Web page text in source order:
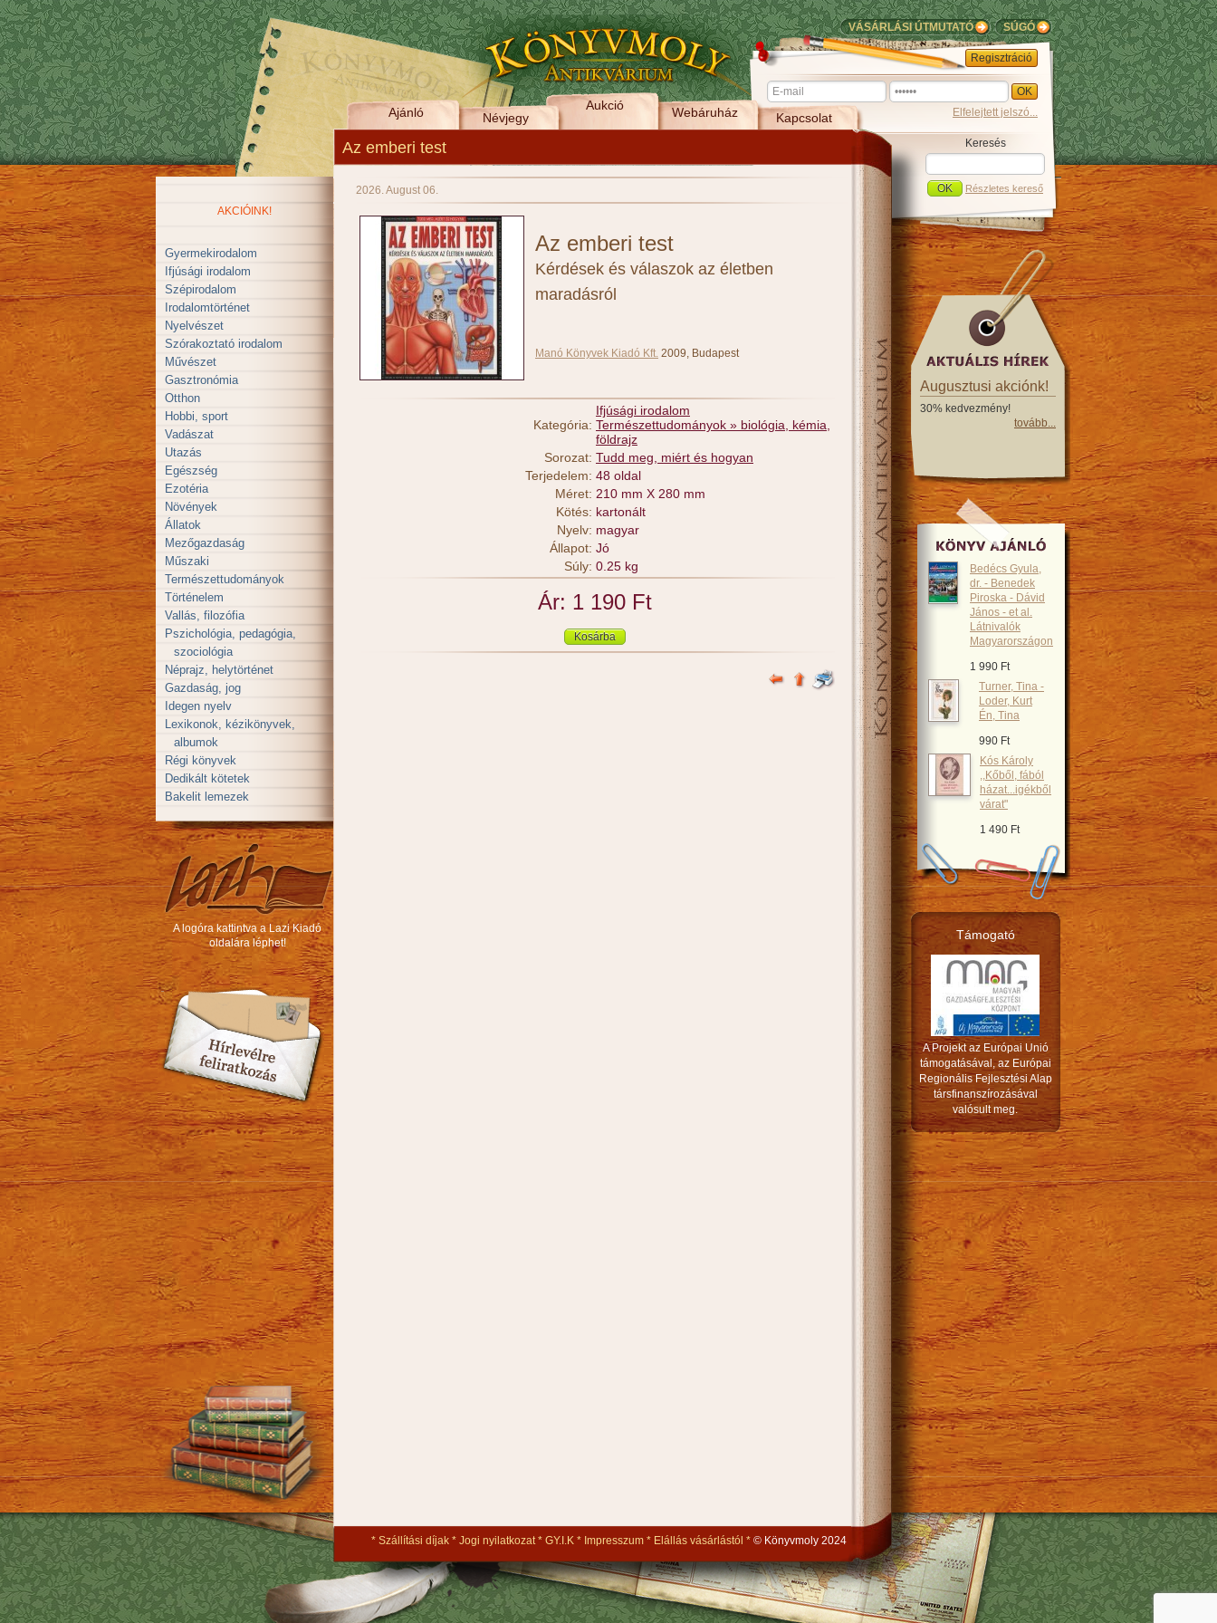
SÚGÓ
VÁSÁRLÁSI ÚTMUTATÓ
Regisztráció
Elfelejtett jelszó...
Ajánló Névjegy
Aukció Webáruház Kapcsolat
Az emberi test Keresés
Részletes kereső
AKCIÓINK!
Gyermekirodalom
Ifjúsági irodalom
Szépirodalom
Irodalomtörténet
Nyelvészet
Szórakoztató irodalom
Művészet
Gasztronómia
Otthon
Hobbi, sport
Vadászat
Utazás
Egészség
Ezotéria
Növények
Állatok
Mezőgazdaság
Műszaki
Természettudományok
Történelem
Vallás, filozófia
Pszichológia, pedagógia,
szociológia
Néprajz, helytörténet
Gazdaság, jog
Idegen nyelv
Lexikonok, kézikönyvek,
albumok
Régi könyvek
Dedikált kötetek
Bakelit lemezek
A logóra kattintva a Lazi Kiadó
oldalára léphet!
Augusztusi akciónk!
30% kedvezmény!
tovább...
Bedécs Gyula,
dr. - Benedek
Piroska - Dávid
János - et al.
Látnivalók
Magyarországon
1 990 Ft
Turner, Tina -
Loder, Kurt
Én, Tina
990 Ft
Kós Károly
,,Kőből, fából
házat...igékből
várat"
1 490 Ft
Támogató
A Projekt az Európai Unió
támogatásával, az Európai
Regionális Fejlesztési Alap
társfinanszírozásával
valósult meg.
2026. August 06.
Az emberi test
Kérdések és válaszok az életben
maradásról
Manó Könyvek Kiadó Kft. 2009, Budapest
Kategória:
Ifjúsági irodalom
Természettudományok » biológia, kémia,
földrajz
Sorozat: Tudd meg, miért és hogyan
Terjedelem: 48 oldal
Méret: 210 mm X 280 mm
Kötés: kartonált
Nyelv: magyar
Állapot: Jó
Súly: 0.25 kg
Ár: 1 190 Ft
Szállítási díjak Jogi nyilatkozat GY.I.K Impresszum Elállás vásárlástól © Könyvmoly 2024